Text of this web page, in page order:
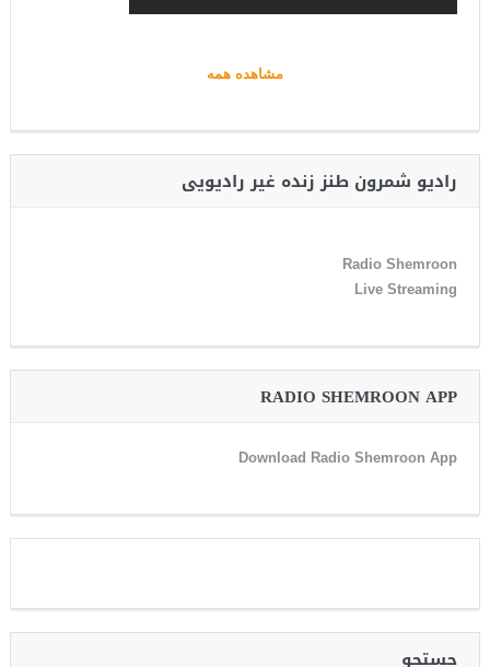
مشاهده همه
رادیو شمرون طنز زنده غیر رادیویی
Radio Shemroon
Live Streaming
RADIO SHEMROON APP
Download Radio Shemroon App
جستجو